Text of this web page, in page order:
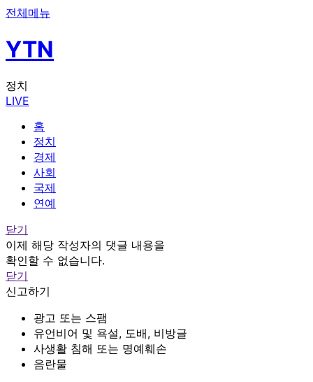
전체메뉴
YTN
정치
LIVE
홈
정치
경제
사회
국제
연예
닫기
이제 해당 작성자의 댓글 내용을
확인할 수 없습니다.
닫기
신고하기
광고 또는 스팸
유언비어 및 욕설, 도배, 비방글
사생활 침해 또는 명예훼손
음란물